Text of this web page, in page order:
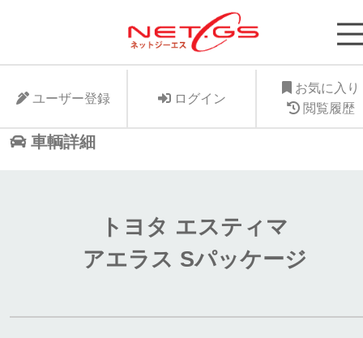
ネット・ジーエス株式会社が運営する中古車個人
支援サービスNet-GSのサイト。より安く中古車
に入れたい、より高くお手元の愛車を手放したい
ット・ジーエス株式会社はお客様が驚きの価格で
車個人売買が出来る支援に全力で取り組みます。
ユーザー登録 ログイン
お気に入り
閲覧履歴
車輌詳細
トヨタ エスティマ
アエラス Sパッケージ